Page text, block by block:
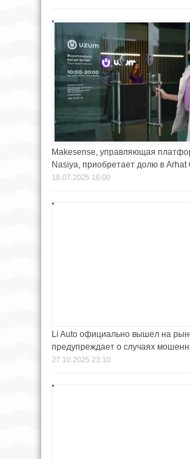
Makesense, управляющая
Nasiya, приобретает долю в Arhat
18.07.2025 16:00
Li Auto официально вышел на
предупреждает о случаях
27.10.2025 23:10